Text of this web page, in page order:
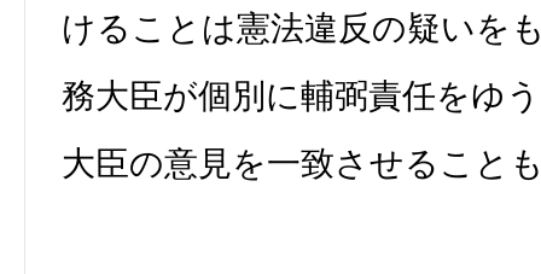
けることは憲法違反の疑いを
務大臣が個別に輔弼責任をゆ
大臣の意見を一致させること